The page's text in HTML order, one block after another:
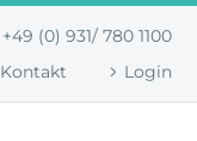
+49 (0) 931/ 780 1100
Kontakt Login